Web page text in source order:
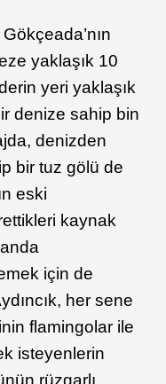
yaklaşık 10
yeri yaklaşık
denize sahip bin
denizden
bir tuz gölü de
eski
kaynak
için de
her sene
flamingolar ile
isteyenlerin
rüzgarlı